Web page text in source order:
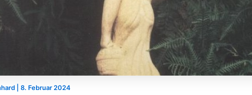
8. Februar 2024